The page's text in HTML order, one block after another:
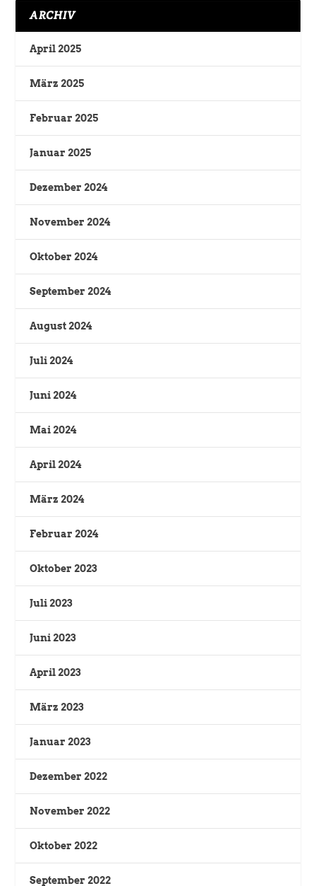
ARCHIV
April 2025
März 2025
Februar 2025
Januar 2025
Dezember 2024
November 2024
Oktober 2024
September 2024
August 2024
Juli 2024
Juni 2024
Mai 2024
April 2024
März 2024
Februar 2024
Oktober 2023
Juli 2023
Juni 2023
April 2023
März 2023
Januar 2023
Dezember 2022
November 2022
Oktober 2022
September 2022